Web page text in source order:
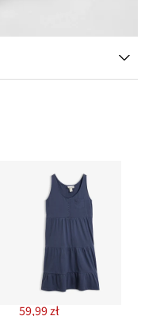
59,99 zł